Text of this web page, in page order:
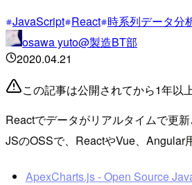
JavaScript React 時系列データ分
osawa yuto@製造BT部
2020.04.21
この記事は公開されてから1年以
Reactでデータがリアルタイムで更
JSのOSSで、ReactやVue、Angular
ApexCharts.js - Open Source